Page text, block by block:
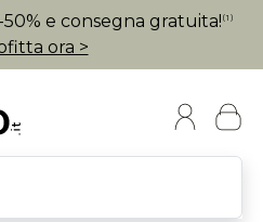
e consegna gratuita! (1)
ora >